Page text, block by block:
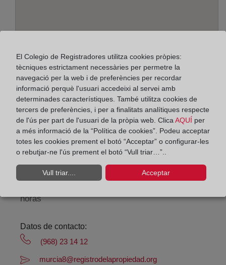
Adreça:
Av.Tte.Gral.Gutiérrez Mellado, 9-2º, 30008
Horario:
Agosto: De lunes a viernes de 09:00 a 14:00 horas
horas
Datos de contacto:
(968) 23 14 12
murcia8@registrodelapropiedad.org
El Colegio de Registradores utilitza cookies pròpies:
tècniques estrictament necessàries per permetre la
navegació per la web i de preferències per recordar
informació perquè l'usuari accedeixi al servei amb
determinades característiques. També utilitza cookies de
tercers de preferències, i per a finalitats analítiques respecte
de l'ús per part de l'usuari de la pròpia web. ClicaAQUÍ per
a més informació de la “Política de cookies”. Podeu acceptar
totes les cookies prement el botó “Acceptar” o configurar-les
o rebutjar-ne l'ús prement el botó “Vull triar…”..
Vull triar.... Acceptar